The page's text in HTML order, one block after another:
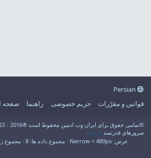
قوانین و مقرّرات
حریم خصوصی راهنما صفحه
سرورهای قدرتمند فراسو
عرض
مجموع داده ها 8 مجموع